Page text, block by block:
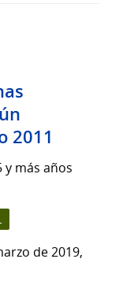
2011
y más años
de 2019,